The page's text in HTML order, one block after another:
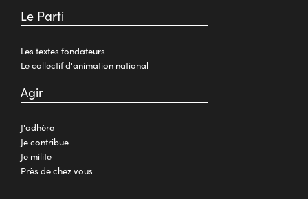
Le Parti
Les textes fondateurs
Le collectif d'animation national
Agir
J'adhère
Je contribue
Je milite
Près de chez vous